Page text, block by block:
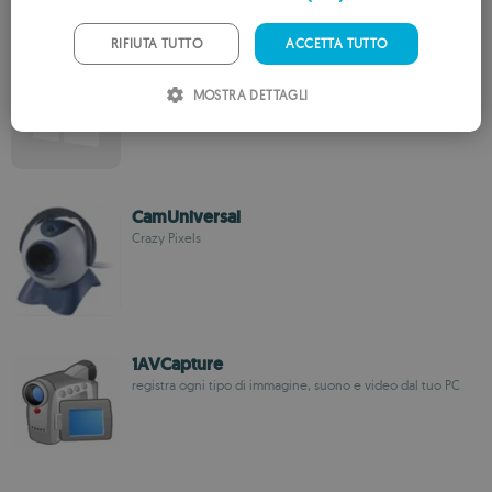
HT WebCam
Honest Technology
CamUniversal
Crazy Pixels
1AVCapture
registra ogni tipo di immagine, suono e video dal tuo PC
PORTUGUESE
ACCETTA TUTTO
RIFIUTA TUTTO
MOSTRA DETTAGLI